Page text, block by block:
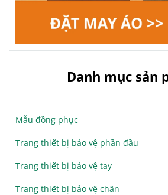
Danh mục sản
Mẫu đồng phục
Trang thiết bị bảo vệ phần đầu
Trang thiết bị bảo vệ tay
Trang thiết bị bảo vệ chân